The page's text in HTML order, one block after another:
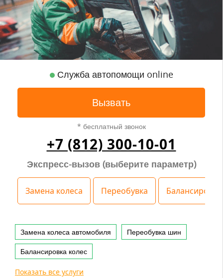
Служба автопомощи online
Вызвать
* бесплатный звонок
+7 (812) 300-10-01
Экспресс-вызов (выберите параметр)
Замена колеса Переобувка Балансировка
Замена колеса автомобиля Переобувка шин
Балансировка колес
Показать все услуги